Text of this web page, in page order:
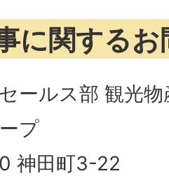
に関する
ールス部 観光
プ
神田町3-22